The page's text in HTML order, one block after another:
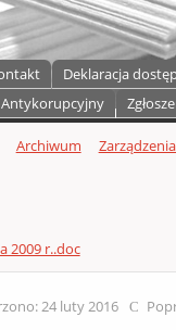
Deklaracja
Antykorupcyjny
Archiwum
2009 r..doc
24 luty 2016